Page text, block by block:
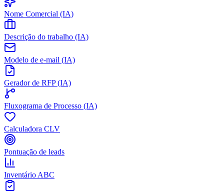
Nome Comercial (IA)
Descrição do trabalho (IA)
Modelo de e-mail (IA)
Gerador de RFP (IA)
Fluxograma de Processo (IA)
Calculadora CLV
Pontuação de leads
Inventário ABC